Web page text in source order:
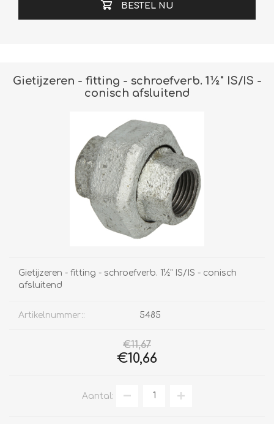
BESTEL NU
Gietijzeren - fitting - schroefverb. 1½" IS/IS -
conisch afsluitend
Gietijzeren - fitting - schroefverb. 1½" IS/IS - conisch
afsluitend
Artikelnummer:: 5485
€11,67
€10,66
Aantal: